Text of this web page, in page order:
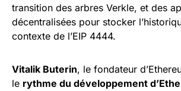
transition des arbres Verkle, et des
décentralisées pour stocker
contexte de l’EIP 4444.
Vitalik Buterin, le fondateur
le rythme du développement